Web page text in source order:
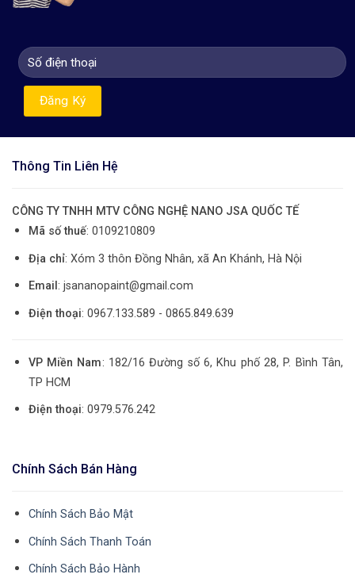
Thông Tin Liên Hệ
CÔNG TY TNHH MTV CÔNG NGHỆ NANO JSA QUỐC TẾ
Mã số thuế: 0109210809
Địa chỉ: Xóm 3 thôn Đồng Nhân, xã An Khánh, Hà Nội
Email : jsananopaint@gmail.com
Điện thoại: 0967.133.589 - 0865.849.639
VP Miền Nam: 182/16 Đường số 6, Khu phố 28, P. Bình Tân,
TP HCM
Điện thoại: 0979.576.242
Chính Sách Bán Hàng
Chính Sách Bảo Mật
Chính Sách Thanh Toán
Chính Sách Bảo Hành